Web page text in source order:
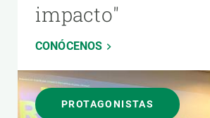
impacto"
CONÓCENOS
PROTAGONISTAS